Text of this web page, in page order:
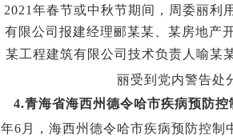
2021 年春节或中秋节期间，周委丽利
有限公司报建经理郦某某、某房地产
某工程建筑有限公司技术负责人喻某
丽受到党内警告处
4.青海省海西州德令哈市疾病预防控
年6 月，海西州德令哈市疾病预防控